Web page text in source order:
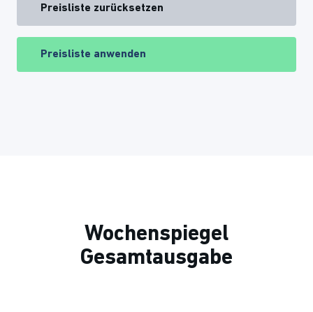
Preisliste zurücksetzen
Preisliste anwenden
Wochenspiegel
Gesamtausgabe